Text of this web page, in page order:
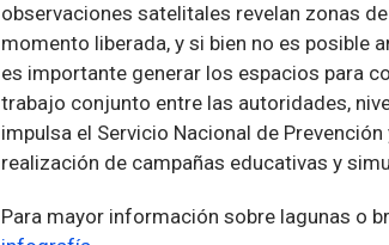
observaciones satelitales revelan zonas
momento liberada, y si bien no es posible
es importante generar los espacios para
trabajo conjunto entre las autoridades,
impulsa el Servicio Nacional de
realización de campañas educativas y
Para mayor información sobre lagunas o